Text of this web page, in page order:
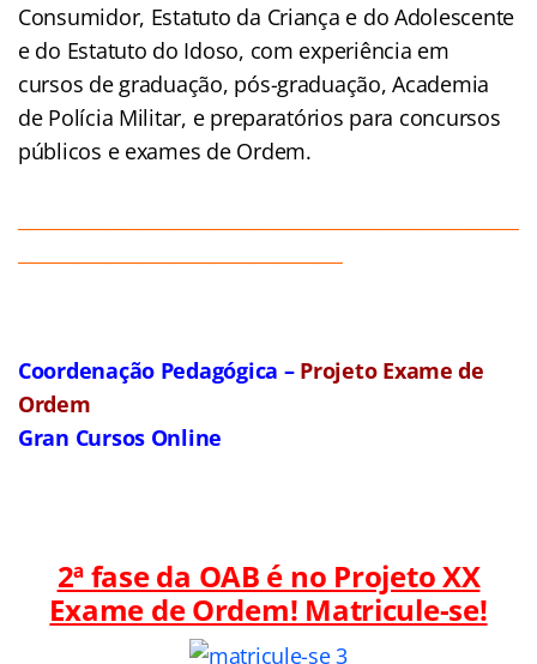
Consumidor, Estatuto da Criança e do Adolescente
e do Estatuto do Idoso, com experiência em
cursos de graduação, pós-graduação, Academia
de Polícia Militar, e preparatórios para concursos
públicos e exames de Ordem.
Coordenação Pedagógica – Projeto Exame de
Ordem
Gran Cursos Online
2ª fase da OAB é no Projeto XX
Exame de Ordem! Matricule-se!